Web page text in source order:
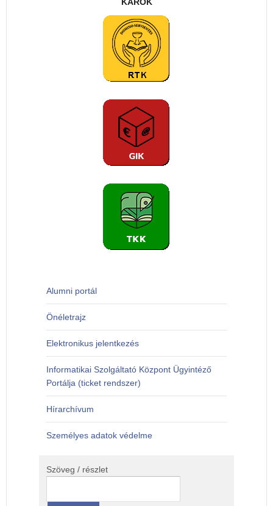
Alumni portál
Önéletrajz
Elektronikus jelentkezés
Informatikai Szolgáltató Központ Ügyintéző
Portálja (ticket rendszer)
Hírarchívum
Személyes adatok védelme
Szöveg / részlet